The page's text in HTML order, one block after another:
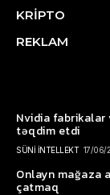
KRİPTO
REKLAM
Nvidia fabrikalar
təqdim etdi
SÜNİ İNTELLEKT 17/06/
Onlayn mağaza
çatmaq